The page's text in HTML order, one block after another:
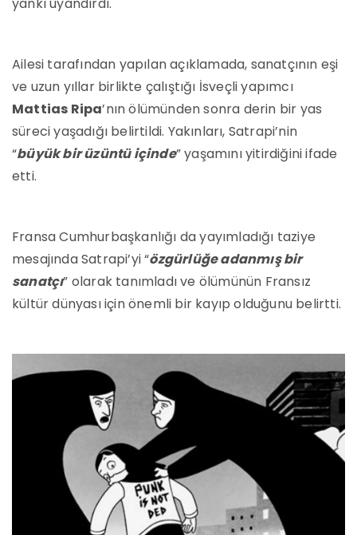
Ailesi tarafından yapılan açıklamada, sanatçının eşi
ve uzun yıllar birlikte çalıştığı İsveçli yapımcı
Mattias Ripa’nın ölümünden sonra derin bir yas
süreci yaşadığı belirtildi. Yakınları, Satrapi’nin
“büyük bir üzüntü içinde” yaşamını yitirdiğini ifade
etti.
Fransa Cumhurbaşkanlığı da yayımladığı taziye
mesajında Satrapi’yi “özgürlüğe adanmış bir
sanatçı” olarak tanımladı ve ölümünün Fransız
kültür dünyası için önemli bir kayıp olduğunu belirtti.